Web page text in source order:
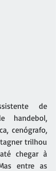
de
handebol,
cenógrafo,
trilhou
chegar à
entre as